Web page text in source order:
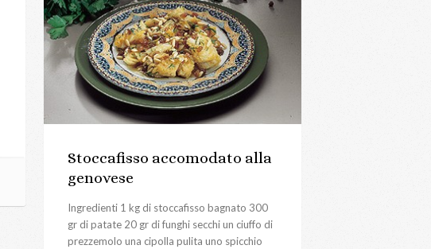
Stoccafisso accomodato alla
genovese
Ingredienti 1 kg di stoccafisso bagnato 300
gr di patate 20 gr di funghi secchi un ciuffo di
prezzemolo una cipolla pulita uno spicchio